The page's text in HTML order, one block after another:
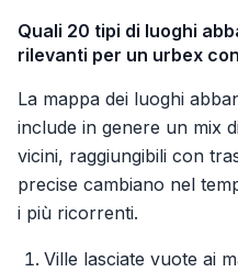
Quali 20 tipi di luoghi
rilevanti per un urbex
La mappa dei luoghi
include in genere un mix
vicini, raggiungibili con
precise cambiano nel
i più ricorrenti.
Ville lasciate vuote ai